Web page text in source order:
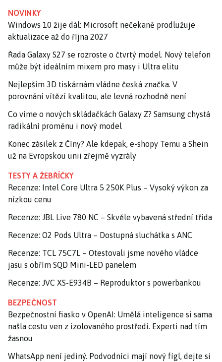
NOVINKY
Windows 10 žije dál: Microsoft nečekaně prodlužuje
aktualizace až do října 2027
Řada Galaxy S27 se rozroste o čtvrtý model. Nový telefon
může být ideálním mixem pro masy i Ultra elitu
Nejlepším 3D tiskárnám vládne česká značka. V
porovnání vítězí kvalitou, ale levná rozhodně není
Co víme o nových skládačkách Galaxy Z? Samsung chystá
radikální proměnu i nový model
Konec zásilek z Číny? Ale kdepak, e-shopy Temu a Shein
už na Evropskou unii zřejmě vyzrály
TESTY A ŽEBŘÍČKY
Recenze: Intel Core Ultra 5 250K Plus – Vysoký výkon za
nízkou cenu
Recenze: JBL Live 780 NC – Skvěle vybavená střední třída
Recenze: O2 Pods Ultra – Dostupná sluchátka s ANC
Recenze: TCL 75C7L – Otestovali jsme nového vládce
jasu s obřím SQD Mini-LED panelem
Recenze: JVC XS-E934B – Reproduktor s powerbankou
BEZPEČNOST
Bezpečnostní fiasko v OpenAI: Umělá inteligence si sama
našla cestu ven z izolovaného prostředí. Experti nad tím
žasnou
WhatsApp není jediný. Podvodníci mají nový fígl, dejte si